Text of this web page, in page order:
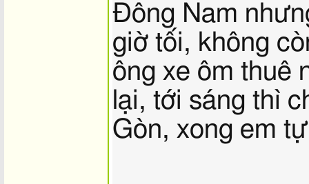
Đông Nam
giờ tối, không
ông xe ôm thuê
lại, tới sáng thì
Gòn, xong em